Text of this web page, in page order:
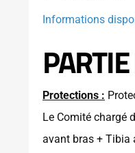
Informations
Protections :
Le Comité chargé
avant bras + Tibia